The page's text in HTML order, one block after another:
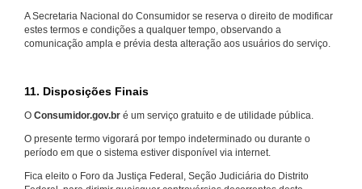
A Secretaria Nacional do Consumidor se reserva o direito de modificar
estes termos e condições a qualquer tempo, observando a
comunicação ampla e prévia desta alteração aos usuários do serviço.
11. Disposições Finais
O Consumidor.gov.br é um serviço gratuito e de utilidade pública.
O presente termo vigorará por tempo indeterminado ou durante o
período em que o sistema estiver disponível via internet.
Fica eleito o Foro da Justiça Federal, Seção Judiciária do Distrito